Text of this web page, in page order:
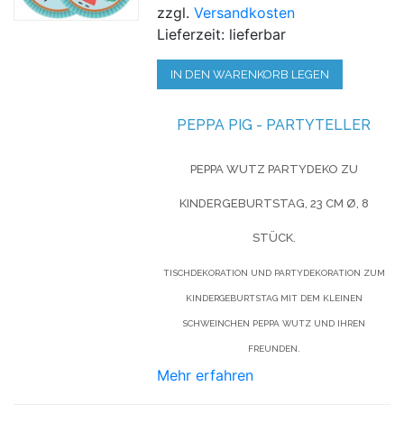
zzgl.Versandkosten
Lieferzeit: lieferbar
IN DEN WARENKORB LEGEN
PEPPA PIG - PARTYTELLER
PEPPA WUTZ PARTYDEKO ZU
KINDERGEBURTSTAG, 23 CM Ø, 8
STÜCK.
TISCHDEKORATION UND PARTYDEKORATION ZUM
KINDERGEBURTSTAG MIT DEM KLEINEN
SCHWEINCHEN PEPPA WUTZ UND IHREN
FREUNDEN.
Mehr erfahren